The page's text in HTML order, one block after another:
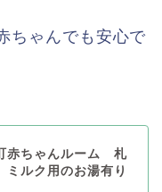
ちゃんでも安心で
赤ちゃんルーム 札
ルク用のお湯有り